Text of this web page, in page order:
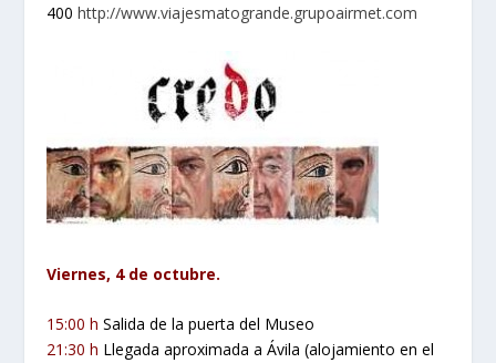
400http://www.viajesmatogrande.grupoairmet.com
Viernes, 4 de octubre.
15:00 h Salida de la puerta del Museo
21:30 h Llegada aproximada a Ávila (alojamiento en el